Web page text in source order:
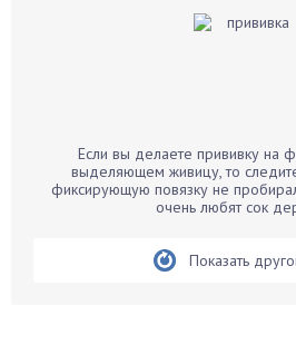
Бархатцы
Бегония
Если вы делаете прививку на
выделяющем живицу, то
фиксирующую повязку не
очень любят сок
Показать